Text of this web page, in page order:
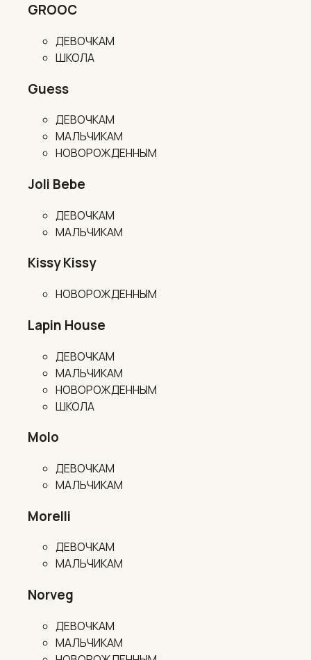
GROOC
ДЕВОЧКАМ
ШКОЛА
Guess
ДЕВОЧКАМ
МАЛЬЧИКАМ
НОВОРОЖДЕННЫМ
Joli Bebe
ДЕВОЧКАМ
МАЛЬЧИКАМ
Kissy Kissy
НОВОРОЖДЕННЫМ
Lapin House
ДЕВОЧКАМ
МАЛЬЧИКАМ
НОВОРОЖДЕННЫМ
ШКОЛА
Molo
ДЕВОЧКАМ
МАЛЬЧИКАМ
Morelli
ДЕВОЧКАМ
МАЛЬЧИКАМ
Norveg
ДЕВОЧКАМ
МАЛЬЧИКАМ